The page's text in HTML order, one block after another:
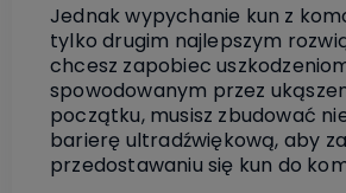
Jednak wypychanie kun z
tylko drugim najlepszym
chcesz zapobiec
spowodowanym przez
początku, musisz zbudować
barierę ultradźwiękową, aby
przedostawaniu się kun do